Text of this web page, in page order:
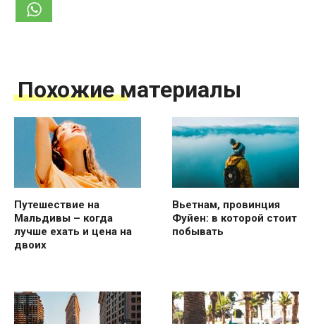
Похожие материалы
Путешествие на
Мальдивы – когда
лучше ехать и цена на
двоих
Вьетнам, провинция
Фуйен: в которой стоит
побывать